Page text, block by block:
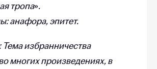
тропа».
анафора, эпитет.
Тема избранничества
многих произведениях, в